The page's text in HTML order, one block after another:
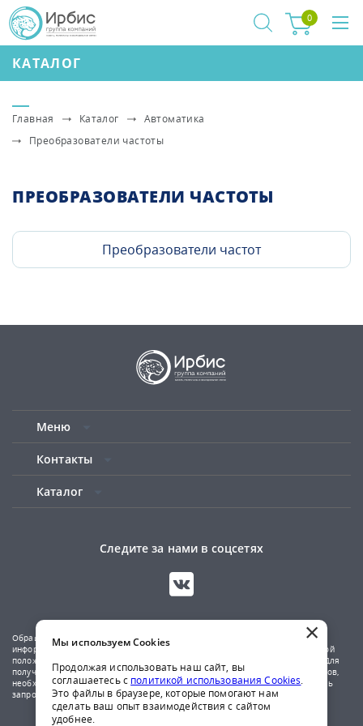
КАТАЛОГ
0
Главная Каталог
Автоматика
Преобразователи частоты
ПРЕОБРАЗОВАТЕЛИ ЧАСТОТЫ
Преобразователи частот
Меню
Контакты
Каталог
Следите за нами в соцсетях
Обращаем ваше внимание на то, что данный сайт носит исключительно
информационный характер и не является публичной офертой, определяемой
положениями Статьи 437(2) Гражданского кодекса Российской Федерации. Для
получения подробной информации о наличии и стоимости указанных товаров,
необходимо обратиться к менеджерам компании по телефону или отправить
запрос на почтовый адрес указанный в контактах.
×
Мы используем Cookies
Продолжая использовать наш сайт, вы
соглашаетесь с политикой использования Cookies.
Это файлы в браузере, которые помогают нам
сделать ваш опыт взаимодействия с сайтом
удобнее.